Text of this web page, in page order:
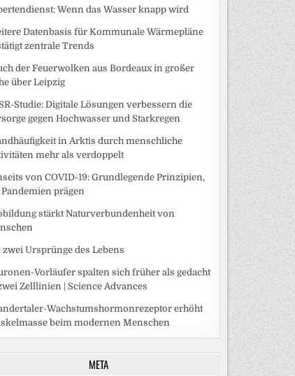
Wenn das Wasser knapp wird
Datenbasis für Kommunale Wärmepläne
zentrale Trends
der Feuerwolken aus Bordeaux in großer
über Leipzig
Studie: Digitale Lösungen verbessern die
gegen Hochwasser und Starkregen
in Arktis durch menschliche
mehr als verdoppelt
von COVID-19: Grundlegende Prinzipien,
prägen
stärkt Naturverbundenheit von
zwei Ursprünge des Lebens
Vorläufer spalten sich früher als gedacht
Zelllinien | Science Advances
Wachstumshormonrezeptor erhöht
beim modernen Menschen
META